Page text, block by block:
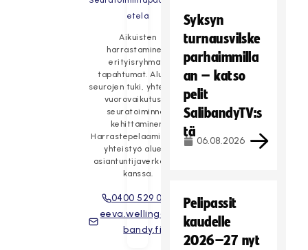
etelä
Aikuisten
harrastaminen,
erityisryhmät,
tapahtumat. Alueen
seurojen tuki, yhteistyö,
vuorovaikutus ja
seuratoiminnan
kehittäminen.
Harrastepelaaminen ja
yhteistyö alueen
asiantuntijaverkoston
kanssa.
0400 529 006
eeva.welling@sali
bandy.fi
Syksyn
turnausvilske
parhaimmilla
an – katso
pelit
SalibandyTV:s
tä
06.08.2026
Pelipassit
kaudelle
2026–27 nyt